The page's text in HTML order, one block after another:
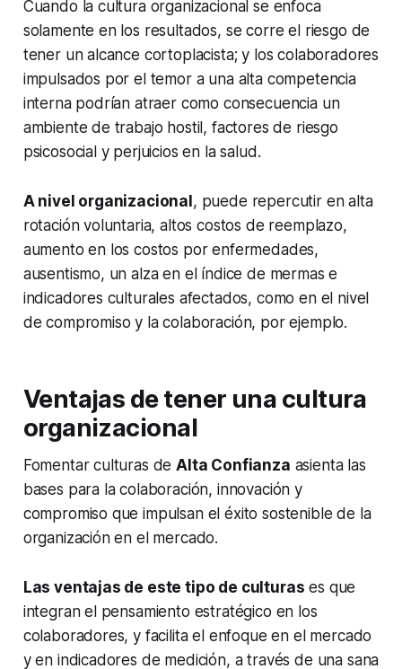
Cuando la cultura organizacional se enfoca
solamente en los resultados, se corre el riesgo de
tener un alcance cortoplacista; y los colaboradores
impulsados por el temor a una alta competencia
interna podrían atraer como consecuencia un
ambiente de trabajo hostil, factores de riesgo
psicosocial y perjuicios en la salud.
A nivel organizacional, puede repercutir en alta
rotación voluntaria, altos costos de reemplazo,
aumento en los costos por enfermedades,
ausentismo, un alza en el índice de mermas e
indicadores culturales afectados, como en el nivel
de compromiso y la colaboración, por ejemplo.
Ventajas de tener una cultura
organizacional
Fomentar culturas deAlta Confianza asienta las
bases para la colaboración, innovación y
compromiso que impulsan el éxito sostenible de la
organización en el mercado.
Las ventajas de este tipo de culturas es que
integran el pensamiento estratégico en los
colaboradores, y facilita el enfoque en el mercado
y en indicadores de medición, a través de una sana